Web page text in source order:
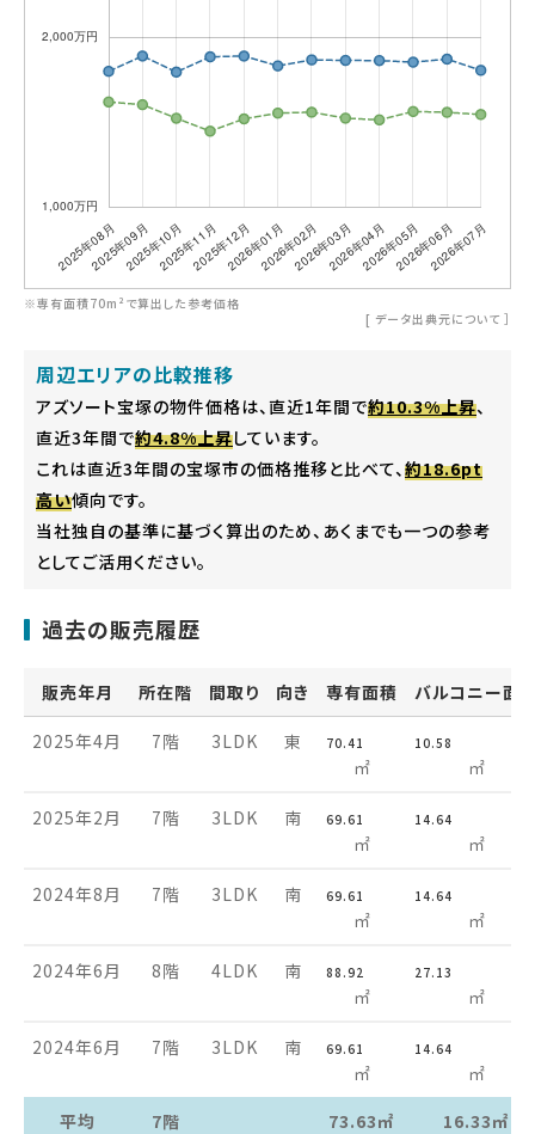
※専有面積70m²で算出した参考価格
[ データ出典元について ］
周辺エリアの比較推移
アズソート宝塚の物件価格は、直近1年間で約10.3%上昇、
直近3年間で約4.8%上昇しています。
これは直近3年間の宝塚市の価格推移と比べて、 約18.6pt
高い傾向です。
当社独自の基準に基づく算出のため、あくまでも一つの参考
としてご活用ください。
過去の販売履歴
販売年月 所在階 間取り 向き 専有面積 バルコニー面
2025年4月 7階 3LDK 東 70.41
㎡
10.58
㎡
2025年2月 7階 3LDK 南 69.61
㎡
14.64
㎡
2024年8月 7階 3LDK 南 69.61
㎡
14.64
㎡
2024年6月 8階 4LDK 南 88.92
㎡
27.13
㎡
2024年6月 7階 3LDK 南 69.61
㎡
14.64
㎡
平均
7階 73.63㎡ 16.33㎡